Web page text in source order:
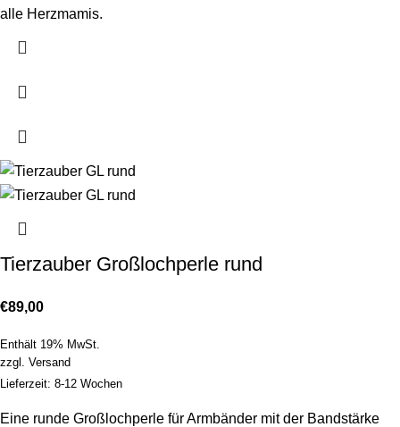
alle Herzmamis.
Tierzauber Großlochperle rund
€89,00
Enthält 19% MwSt.
zzgl. Versand
Lieferzeit: 8-12 Wochen
Eine runde Großlochperle für Armbänder mit der Bandstärke